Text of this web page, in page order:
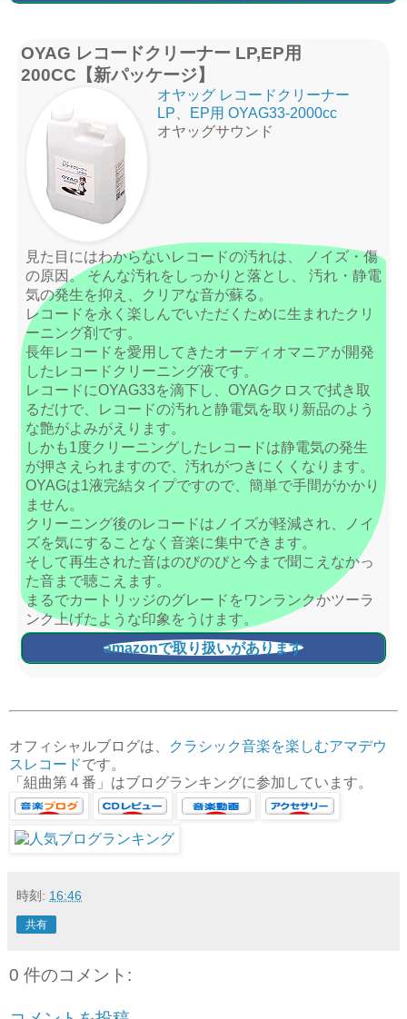
OYAG レコードクリーナー LP,EP用
200CC【新パッケージ】
オヤッグ レコードクリーナー
LP、EP用 OYAG33-2000cc
オヤッグサウンド
見た目にはわからないレコードの汚れは、 ノイズ・傷
の原因。 そんな汚れをしっかりと落とし、 汚れ・静電
気の発生を抑え、クリアな音が蘇る。
レコードを永く楽しんでいただくために生まれたクリ
ーニング剤です。
長年レコードを愛用してきたオーディオマニアが開発
したレコードクリーニング液です。
レコードにOYAG33を滴下し、OYAGクロスで拭き取
るだけで、レコードの汚れと静電気を取り新品のよう
な艶がよみがえります。
しかも1度クリーニングしたレコードは静電気の発生
が押さえられますので、汚れがつきにくくなります。
OYAGは1液完結タイプですので、簡単で手間がかかり
ません。
クリーニング後のレコードはノイズが軽減され、ノイ
ズを気にすることなく音楽に集中できます。
そして再生された音はのびのびと今まで聞こえなかっ
た音まで聴こえます。
まるでカートリッジのグレードをワンランクかツーラ
ンク上げたような印象をうけます。
amazonで取り扱いがあります
オフィシャルブログは、
クラシック音楽を楽しむアマデウ
スレコードです。
「組曲第４番」はブログランキングに参加しています。
時刻: 16:46
共有
0 件のコメント: